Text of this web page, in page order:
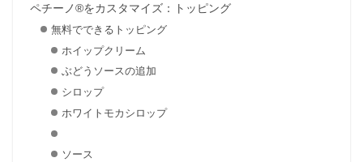
ペチーノ®をカスタマイズ：トッピング
無料でできるトッピング
ホイップクリーム
ぶどうソースの追加
シロップ
ホワイトモカシロップ
ソース